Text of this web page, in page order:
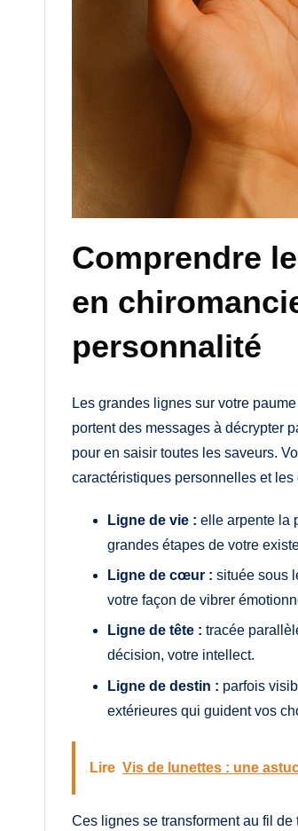
Comprendre
en
personnalité
Les grandes lignes sur votre
portent des messages à décrypter
pour en saisir toutes les saveurs.
caractéristiques personnelles et
Ligne de vie : elle arpente la
grandes étapes de votre
Ligne de cœur : située sous
votre façon de vibrer
Ligne de tête : tracée
décision, votre intellect.
Ligne de destin : parfois
extérieures qui guident vos
Lire Vis de lunettes : une
Ces lignes se transforment au fil